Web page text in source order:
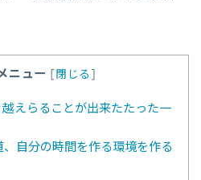
ニュー [閉じる ]
えらることが出来たたった一
自分の時間を作る環境を作る